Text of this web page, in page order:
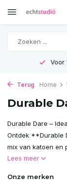
Voor
Terug Home
Durable
Durable Dare –
Ontdek **Durable
mix van katoen en
Lees meer
Onze merken